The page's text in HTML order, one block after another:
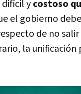
difícil ycostoso
el gobierno
de no
la